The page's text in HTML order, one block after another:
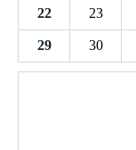
22 23
29 30